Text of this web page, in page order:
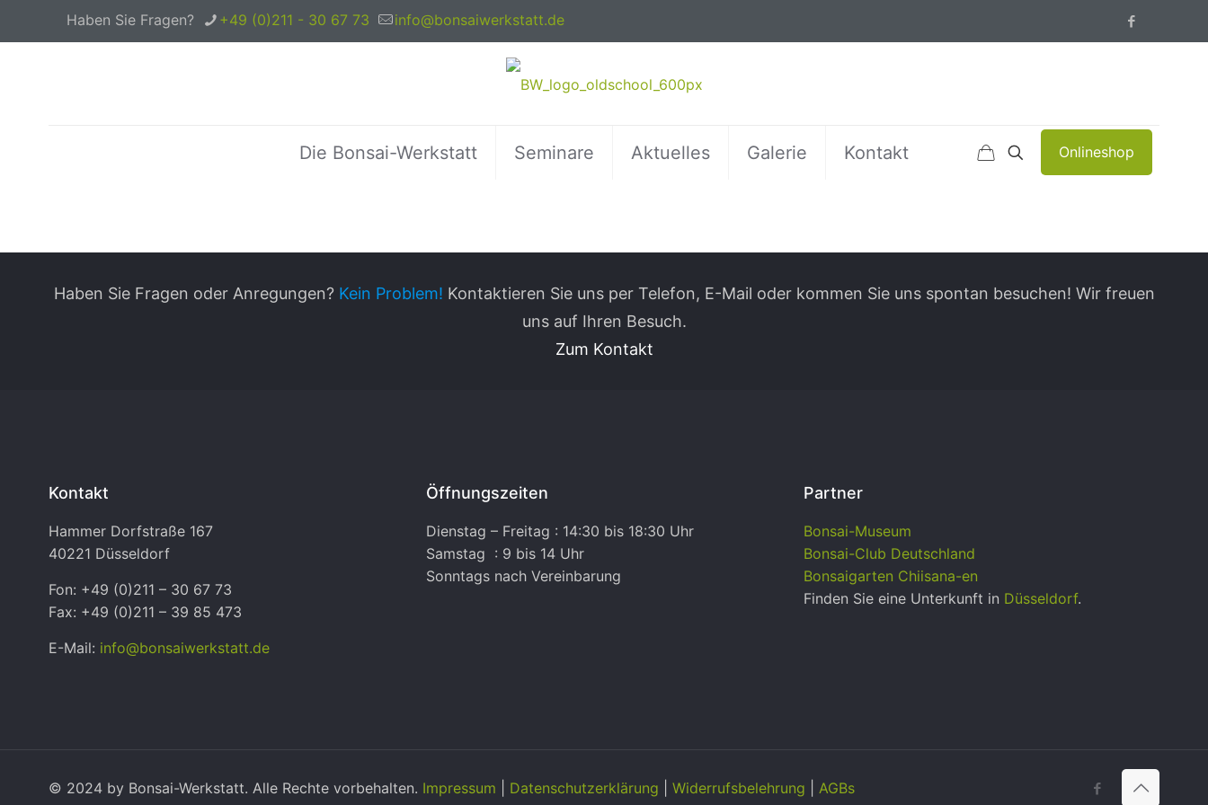
Haben Sie Fragen? +49 (0)211 - 30 67 73 info@bonsaiwerkstatt.de
Die Bonsai-Werkstatt Seminare Aktuelles Galerie Kontakt Onlineshop
Haben Sie Fragen oder Anregungen? Kein Problem! Kontaktieren Sie uns per Telefon, E-Mail oder kommen Sie uns spontan besuchen! Wir freuen
uns auf Ihren Besuch.
Zum Kontakt
Kontakt
Hammer Dorfstraße 167
40221 Düsseldorf
Fon: +49 (0)211 – 30 67 73
Fax: +49 (0)211 – 39 85 473
E-Mail: info@bonsaiwerkstatt.de
Öffnungszeiten
Dienstag – Freitag : 14:30 bis 18:30 Uhr
Samstag : 9 bis 14 Uhr
Sonntags nach Vereinbarung
Partner
Bonsai-Museum
Bonsai-Club Deutschland
Bonsaigarten Chiisana-en
Finden Sie eine Unterkunft in Düsseldorf.
© 2024 by Bonsai-Werkstatt. Alle Rechte vorbehalten. Impressum Datenschutzerklärung Widerrufsbelehrung AGBs